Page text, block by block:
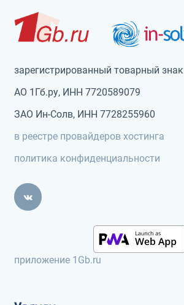
зарегистрированный товарный знак
АО 1Гб.ру, ИНН 7720589079
ЗАО Ин-Солв, ИНН 7728255960
в реестре провайдеров хостинга
политика конфиденциальности
приложение 1Gb.ru